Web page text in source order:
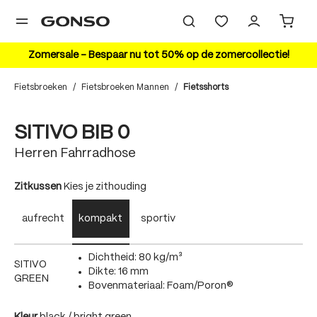
Zomersale – Bespaar nu tot 50% op de zomercollectie!
Fietsbroeken / Fietsbroeken Mannen / Fietsshorts
SITIVO BIB 0
Herren Fahrradhose
Zitkussenauswählen
Kies je zithouding
aufrecht kompakt sportiv
SITIVO
GREEN
Dichtheid: 80 kg/m³
Dikte: 16 mm
Bovenmateriaal: Foam/Poron®